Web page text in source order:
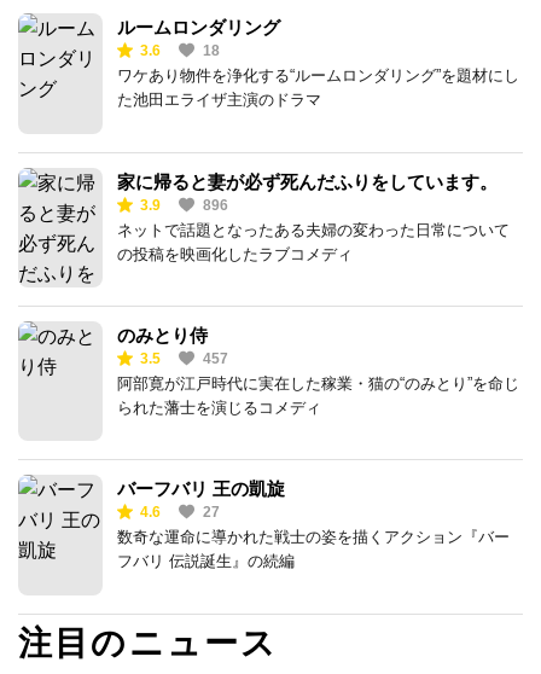
ルームロンダリング
3.6 18
ワケあり物件を浄化する“ルームロンダリング”を題材にし
た池田エライザ主演のドラマ
家に帰ると妻が必ず死んだふりをしています。
3.9 896
ネットで話題となったある夫婦の変わった日常について
の投稿を映画化したラブコメディ
のみとり侍
3.5 457
阿部寛が江戸時代に実在した稼業・猫の“のみとり”を命じ
られた藩士を演じるコメディ
バーフバリ 王の凱旋
4.6 27
数奇な運命に導かれた戦士の姿を描くアクション『バー
フバリ 伝説誕生』の続編
注目のニュース